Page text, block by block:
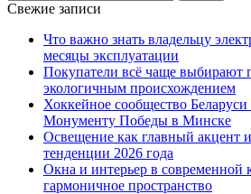
Свежие записи
Что важно знать владельцу
месяцы эксплуатации
Покупатели всё чаще выбирают
экологичным происхождением
Хоккейное сообщество
Монументу Победы в Минске
Освещение как главный акцент
тенденции 2026 года
Окна и интерьер в современной
гармоничное пространство